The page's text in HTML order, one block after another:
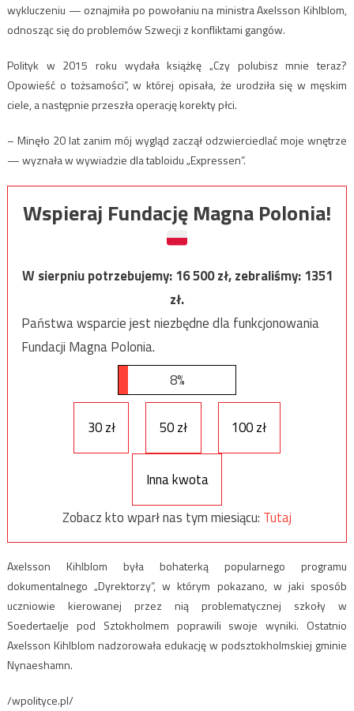
wykluczeniu — oznajmiła po powołaniu na ministra Axelsson Kihlblom,
odnosząc się do problemów Szwecji z konfliktami gangów.
Polityk w 2015 roku wydała książkę „Czy polubisz mnie teraz?
Opowieść o tożsamości”, w której opisała, że urodziła się w męskim
ciele, a następnie przeszła operację korekty płci.
– Minęło 20 lat zanim mój wygląd zaczął odzwierciedlać moje wnętrze
— wyznała w wywiadzie dla tabloidu „Expressen”.
Wspieraj Fundację Magna Polonia!
W sierpniu potrzebujemy:16 500zł, zebraliśmy:1351
zł.
Państwa wsparcie jest niezbędne dla funkcjonowania
Fundacji Magna Polonia.
8%
30 zł 50 zł 100 zł
Inna kwota
Zobacz kto wparł nas tym miesiącu: Tutaj
Axelsson Kihlblom była bohaterką popularnego programu
dokumentalnego „Dyrektorzy”, w którym pokazano, w jaki sposób
uczniowie kierowanej przez nią problematycznej szkoły w
Soedertaelje pod Sztokholmem poprawili swoje wyniki. Ostatnio
Axelsson Kihlblom nadzorowała edukację w podsztokholmskiej gminie
Nynaeshamn.
/wpolityce.pl/